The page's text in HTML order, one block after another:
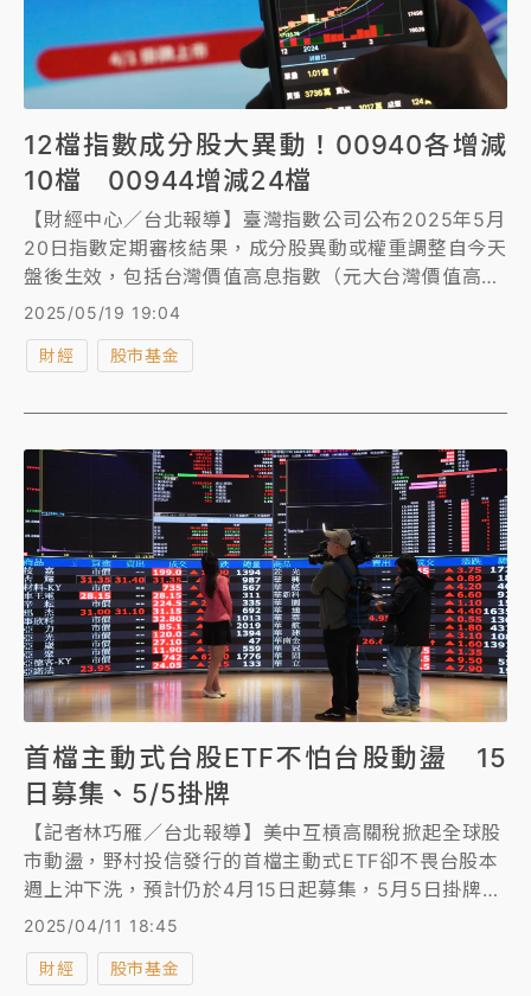
12檔指數成分股大異動！00940各增減
10檔 00944增減24檔
【財經中心／台北報導】臺灣指數公司公布2025年5月
20日指數定期審核結果，成分股異動或權重調整自今天
盤後生效，包括台灣價值高息指數（元大台灣價值高息
ETF，00940）及台灣晶圓製造指數（發行商品兆豐台
灣晶圓製造ETF，00913）等12檔指數。
2025/05/19 19:04
財經 股市基金
首檔主動式台股ETF不怕台股動盪 15
日募集、5/5掛牌
【記者林巧雁／台北報導】美中互槓高關稅掀起全球股
市動盪，野村投信發行的首檔主動式ETF卻不畏台股本
週上沖下洗，預計仍於4月15日起募集，5月5日掛牌上
市，發行價每股10元，採季配息。
2025/04/11 18:45
財經 股市基金